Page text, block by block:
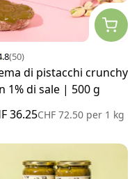
(50)
di pistacchi crunchy
1% di sale | 500 g
36.25CHF 72.50 per 1 kg